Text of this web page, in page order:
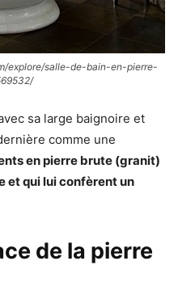
explore/salle-de-bain-en-pierre-
sa large baignoire et
comme une
en pierre brute (granit)
et qui lui confèrent un
de la pierre